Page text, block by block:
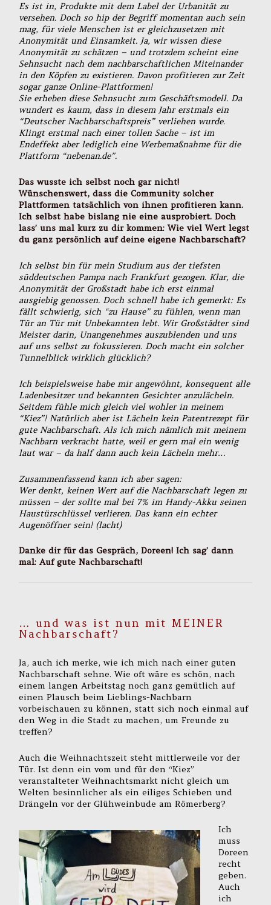
Es ist in, Produkte mit dem Label der Urbanität zu
versehen. Doch so hip der Begriff momentan auch sein
mag, für viele Menschen ist er gleichzusetzen mit
Anonymität und Einsamkeit. Ja, wir wissen diese
Anonymität zu schätzen – und trotzdem scheint eine
Sehnsucht nach dem nachbarschaftlichen Miteinander
in den Köpfen zu existieren. Davon profitieren zur Zeit
sogar ganze Online-Plattformen!
Sie erheben diese Sehnsucht zum Geschäftsmodell. Da
wundert es kaum, dass in diesem Jahr erstmals ein
“Deutscher Nachbarschaftspreis” verliehen wurde.
Klingt erstmal nach einer tollen Sache – ist im
Endeffekt aber lediglich eine Werbemaßnahme für die
Plattform “nebenan.de”.
Das wusste ich selbst noch gar nicht!
Wünschenswert, dass die Community solcher
Plattformen tatsächlich von ihnen profitieren kann.
Ich selbst habe bislang nie eine ausprobiert. Doch
lass’ uns mal kurz zu dir kommen: Wie viel Wert legst
du ganz persönlich auf deine eigene Nachbarschaft?
Ich selbst bin für mein Studium aus der tiefsten
süddeutschen Pampa nach Frankfurt gezogen. Klar, die
Anonymität der Großstadt habe ich erst einmal
ausgiebig genossen. Doch schnell habe ich gemerkt: Es
fällt schwierig, sich “zu Hause” zu fühlen, wenn man
Tür an Tür mit Unbekannten lebt. Wir Großstädter sind
Meister darin, Unangenehmes auszublenden und uns
auf uns selbst zu fokussieren. Doch macht ein solcher
Tunnelblick wirklich glücklich?
Ich beispielsweise habe mir angewöhnt, konsequent alle
Ladenbesitzer und bekannten Gesichter anzulächeln.
Seitdem fühle mich gleich viel wohler in meinem
“Kiez”! Natürlich aber ist Lächeln kein Patentrezept für
gute Nachbarschaft. Als ich mich nämlich mit meinem
Nachbarn verkracht hatte, weil er gern mal ein wenig
laut war – da half dann auch kein Lächeln mehr…
Zusammenfassend kann ich aber sagen:
Wer denkt, keinen Wert auf die Nachbarschaft legen zu
müssen – der sollte mal bei 7% im Handy-Akku seinen
Haustürschlüssel verlieren. Das kann ein echter
Augenöffner sein! (lacht)
Danke dir für das Gespräch, Doreen! Ich sag’ dann
mal: Auf gute Nachbarschaft!
… und was ist nun mit MEINER
Nachbarschaft?
Ja, auch ich merke, wie ich mich nach einer guten
Nachbarschaft sehne. Wie oft wäre es schön, nach
einem langen Arbeitstag noch ganz gemütlich auf
einen Plausch beim Lieblings-Nachbarn
vorbeischauen zu können, statt sich noch einmal auf
den Weg in die Stadt zu machen, um Freunde zu
treffen?
Auch die Weihnachtszeit steht mittlerweile vor der
Tür. Ist denn ein vom und für den “Kiez”
veranstalteter Weihnachtsmarkt nicht gleich um
Welten besinnlicher als ein eiliges Schieben und
Drängeln vor der Glühweinbude am Römerberg?
Ich
muss
Doreen
recht
geben.
Auch
ich